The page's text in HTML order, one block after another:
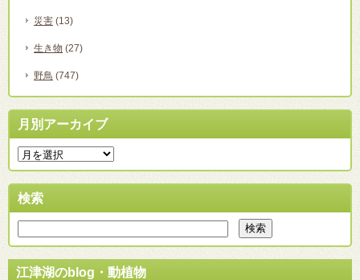
災害 (13)
生き物 (27)
野鳥 (747)
月別アーカイブ
検索
江津湖のblog・動植物